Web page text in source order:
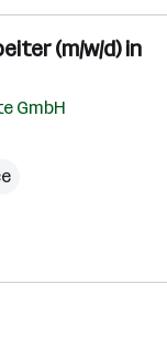
(m/w/d) in
GmbH